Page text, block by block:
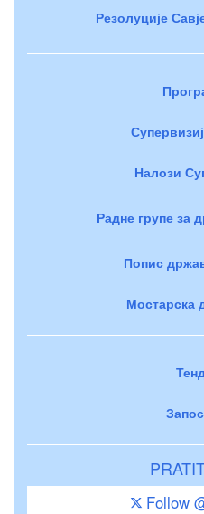
Резолуције
Налози
Радне групе за
Попис
Мостарска
Follow